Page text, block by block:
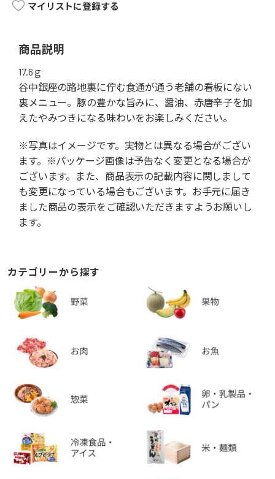
マイリストに登録する
商品説明
17.6ｇ
谷中銀座の路地裏に佇む食通が通う老舗の看板にない
裏メニュー。豚の豊かな旨みに、醤油、赤唐辛子を加
えたやみつきになる味わいをお楽しみください。
※写真はイメージです。実物とは異なる場合がござい
ます。※パッケージ画像は予告なく変更となる場合が
ございます。また、商品表示の記載内容に関しまして
も変更になっている場合もございます。お手元に届き
ました商品の表示をご確認いただきますようお願いし
ます。
カテゴリーから探す